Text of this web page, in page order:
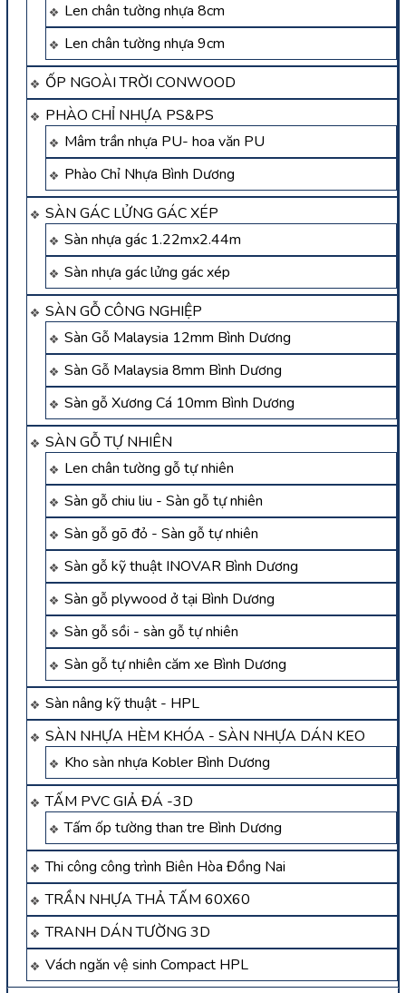
Len chân tường nhựa 8cm
Len chân tường nhựa 9cm
ỐP NGOÀI TRỜI CONWOOD
PHÀO CHỈ NHỰA PS&PS
Mâm trần nhựa PU- hoa văn PU
Phào Chỉ Nhựa Bình Dương
SÀN GÁC LỬNG GÁC XÉP
Sàn nhựa gác 1.22mx2.44m
Sàn nhựa gác lửng gác xép
SÀN GỖ CÔNG NGHIỆP
Sàn Gỗ Malaysia 12mm Bình Dương
Sàn Gỗ Malaysia 8mm Bình Dương
Sàn gỗ Xương Cá 10mm Bình Dương
SÀN GỖ TỰ NHIÊN
Len chân tường gỗ tự nhiên
Sàn gỗ chiu liu - Sàn gỗ tự nhiên
Sàn gỗ gõ đỏ - Sàn gỗ tự nhiên
Sàn gỗ kỹ thuật INOVAR Bình Dương
Sàn gỗ plywood ở tại Bình Dương
Sàn gỗ sồi - sàn gỗ tự nhiên
Sàn gỗ tự nhiên căm xe Bình Dương
Sàn nâng kỹ thuật - HPL
SÀN NHỰA HÈM KHÓA - SÀN NHỰA DÁN KEO
Kho sàn nhựa Kobler Bình Dương
TẤM PVC GIẢ ĐÁ -3D
Tấm ốp tường than tre Bình Dương
Thi công công trình Biên Hòa Đồng Nai
TRẦN NHỰA THẢ TẤM 60X60
TRANH DÁN TƯỜNG 3D
Vách ngăn vệ sinh Compact HPL